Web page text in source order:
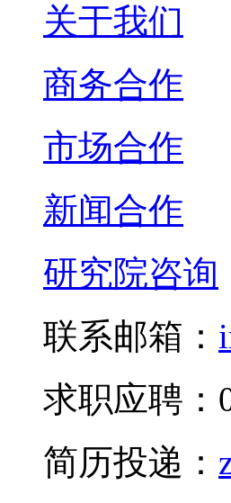
关于我们
商务合作
市场合作
新闻合作
研究院咨询
联系邮箱：
求职应聘：
简历投递：